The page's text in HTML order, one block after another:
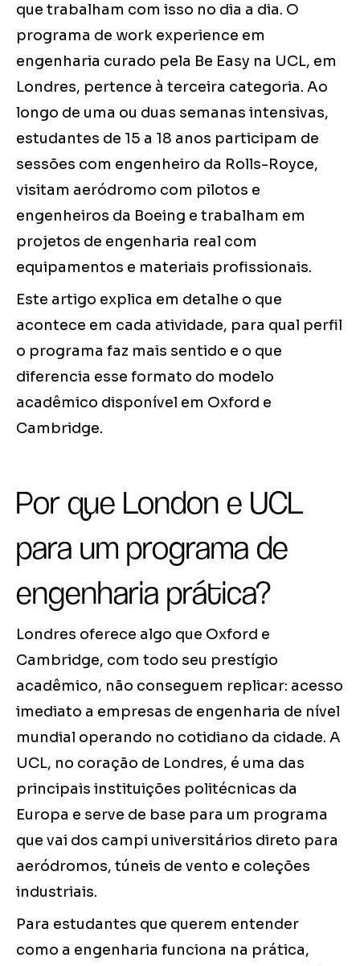
que trabalham com isso no dia a dia. O
programa de work experience em
engenharia curado pela Be Easy na UCL, em
Londres, pertence à terceira categoria. Ao
longo de uma ou duas semanas intensivas,
estudantes de 15 a 18 anos participam de
sessões com engenheiro da Rolls-Royce,
visitam aeródromo com pilotos e
engenheiros da Boeing e trabalham em
projetos de engenharia real com
equipamentos e materiais profissionais.
Este artigo explica em detalhe o que
acontece em cada atividade, para qual perfil
o programa faz mais sentido e o que
diferencia esse formato do modelo
acadêmico disponível em Oxford e
Cambridge.
Por que London e UCL
para um programa de
engenharia prática?
Londres oferece algo que Oxford e
Cambridge, com todo seu prestígio
acadêmico, não conseguem replicar: acesso
imediato a empresas de engenharia de nível
mundial operando no cotidiano da cidade. A
UCL, no coração de Londres, é uma das
principais instituições politécnicas da
Europa e serve de base para um programa
que vai dos campi universitários direto para
aeródromos, túneis de vento e coleções
industriais.
Para estudantes que querem entender
como a engenharia funciona na prática,